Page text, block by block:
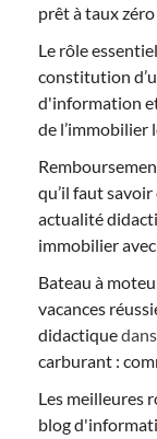
prêt à taux zéro
Le rôle
constitution
d'information
de l’immobilier
qu’il faut
actualité
immobilier
Bateau à
vacances
didactiquedans
carburant :
Les meilleures
blog